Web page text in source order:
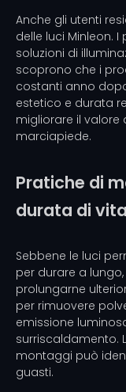
Anche gli utenti
delle luci Minleon.
soluzioni di
scoprono che i
costanti anno
estetico e durata
migliorare il
marciapiede.
Pratiche di
durata di
Sebbene le luci
per durare a
prolungarne
per rimuovere
emissione
surriscaldamento.
montaggi può
guasti.